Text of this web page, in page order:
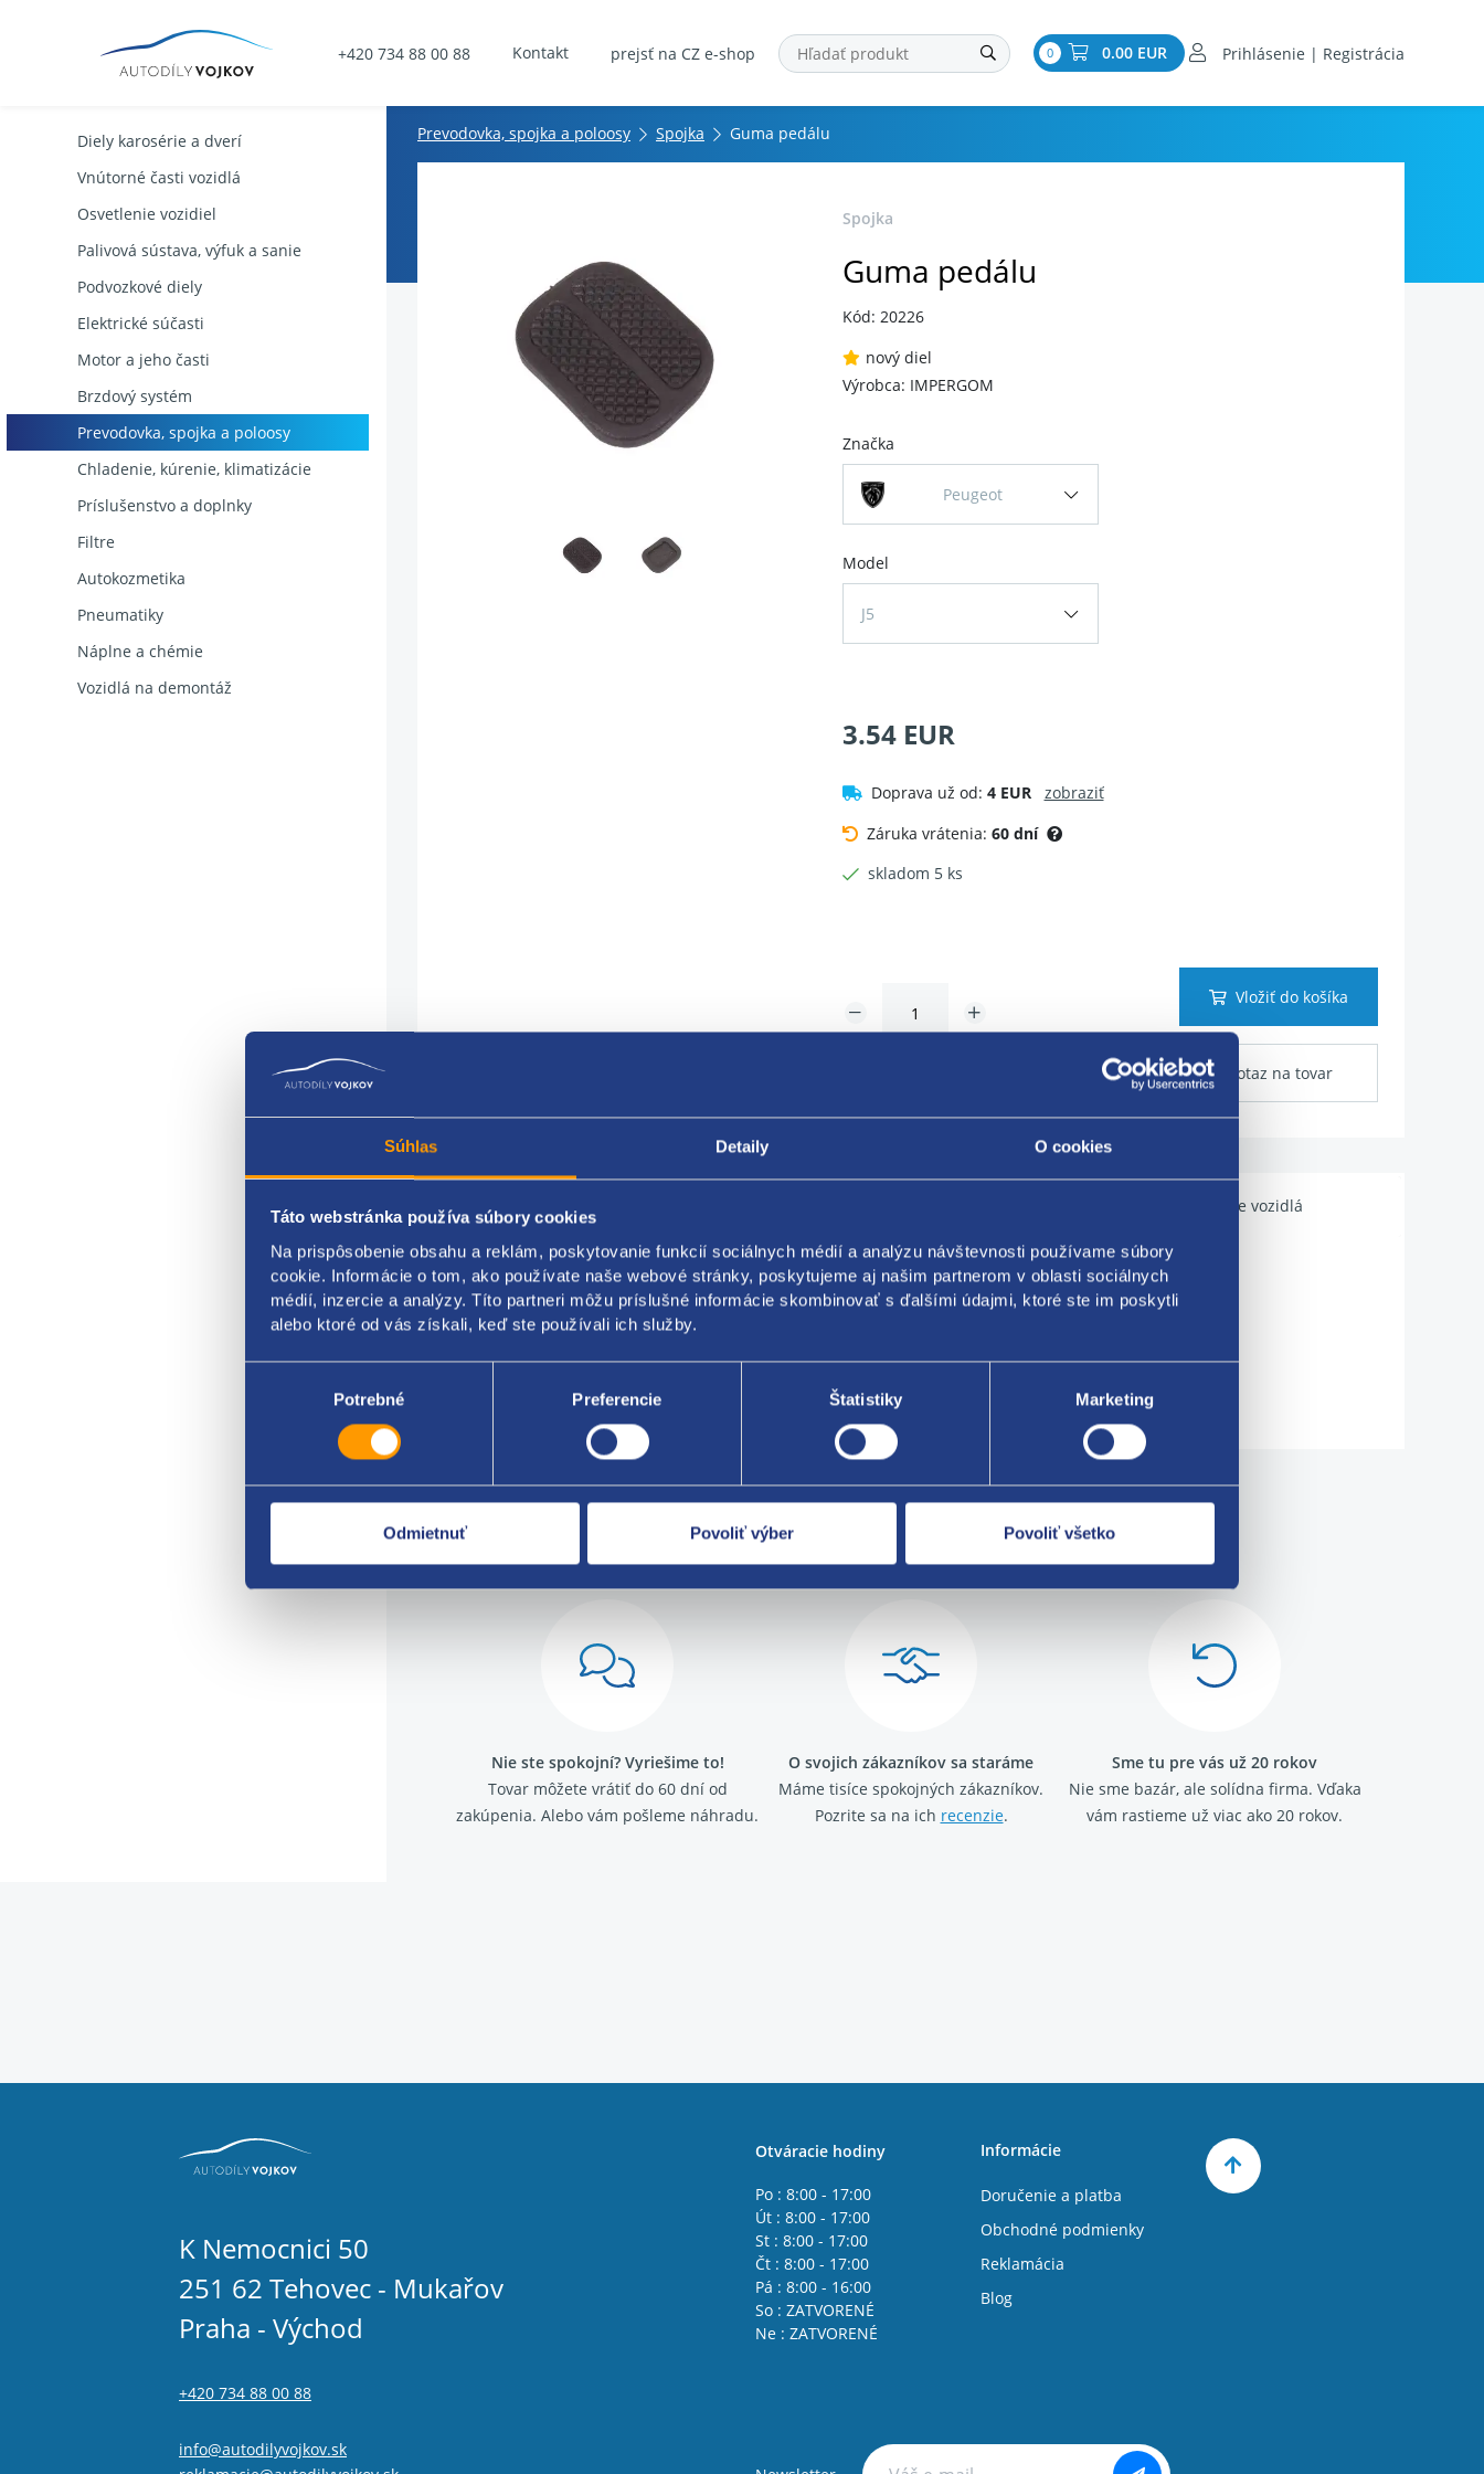
Súhlas Detaily O cookies
Táto webstránka používa súbory cookies
Na prispôsobenie obsahu a reklám, poskytovanie funkcií sociálnych médií a analýzu návštevnosti používame súbory
cookie. Informácie o tom, ako používate naše webové stránky, poskytujeme aj našim partnerom v oblasti sociálnych
médií, inzercie a analýzy. Títo partneri môžu príslušné informácie skombinovať s ďalšími údajmi, ktoré ste im poskytli
alebo ktoré od vás získali, keď ste používali ich služby.
Potrebné Preferencie Štatistiky Marketing
Odmietnuť Povoliť výber Povoliť všetko
+420 734 88 00 88 Kontakt prejsť na CZ e-shop 0 0.00 EUR Prihlásenie | Registrácia
Diely karosérie a dverí
Vnútorné časti vozidlá
Osvetlenie vozidiel
Palivová sústava, výfuk a sanie
Podvozkové diely
Elektrické súčasti
Motor a jeho časti
Brzdový systém
Prevodovka, spojka a poloosy
Chladenie, kúrenie, klimatizácie
Príslušenstvo a doplnky
Filtre
Autokozmetika
Pneumatiky
Náplne a chémie
Vozidlá na demontáž
Prevodovka, spojka a poloosy Spojka Guma pedálu
Spojka
Guma pedálu
Kód: 20226
nový diel
Výrobca: IMPERGOM
Značka
Peugeot
Model
J5
3.54 EUR
Doprava už od: 4 EUR
zobraziť
Záruka vrátenia: 60 dní
skladom 5 ks
Vložiť do košíka
Dotaz na tovar
Použiteľné pre vozidlá
EAN: 5901797078829
guma pedálu
Za kvalitu ručíme!
Nie ste spokojní? Vyriešime to!
Tovar môžete vrátiť do 60 dní od
zakúpenia. Alebo vám pošleme náhradu.
O svojich zákazníkov sa staráme
Máme tisíce spokojných zákazníkov.
Pozrite sa na ich recenzie.
Sme tu pre vás už 20 rokov
Nie sme bazár, ale solídna firma. Vďaka
vám rastieme už viac ako 20 rokov.
K Nemocnici 50
251 62 Tehovec - Mukařov
Praha - Východ
+420 734 88 00 88
info@autodilyvojkov.sk
Otváracie hodiny
Po : 8:00 - 17:00
Út : 8:00 - 17:00
St : 8:00 - 17:00
Čt : 8:00 - 17:00
Pá : 8:00 - 16:00
So : ZATVORENÉ
Ne : ZATVORENÉ
Informácie
Doručenie a platba
Obchodné podmienky
Reklamácia
Blog